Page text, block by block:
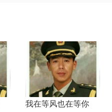
我在等风也在等你